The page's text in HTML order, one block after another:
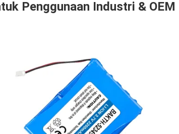
Penggunaan Industri & OEM